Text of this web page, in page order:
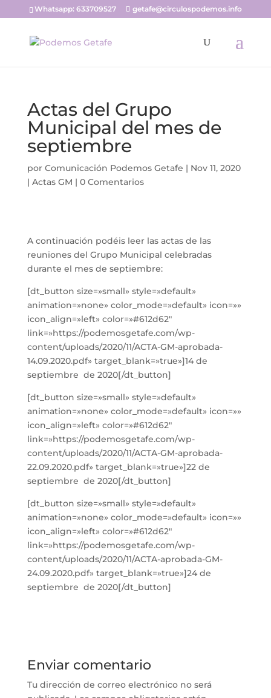
Whatsapp: 633709527 getafe@circulospodemos.info
Actas del Grupo
Municipal del mes de
septiembre
por Comunicación Podemos Getafe | Nov 11, 2020
| Actas GM | 0 Comentarios
A continuación podéis leer las actas de las
reuniones del Grupo Municipal celebradas
durante el mes de septiembre:
[dt_button size=»small» style=»default»
animation=»none» color_mode=»default» icon=»»
icon_align=»left» color=»#612d62″
link=»https://podemosgetafe.com/wp-
content/uploads/2020/11/ACTA-GM-aprobada-
14.09.2020.pdf» target_blank=»true»]14 de
septiembre de 2020[/dt_button]
[dt_button size=»small» style=»default»
animation=»none» color_mode=»default» icon=»»
icon_align=»left» color=»#612d62″
link=»https://podemosgetafe.com/wp-
content/uploads/2020/11/ACTA-GM-aprobada-
22.09.2020.pdf» target_blank=»true»]22 de
septiembre de 2020[/dt_button]
[dt_button size=»small» style=»default»
animation=»none» color_mode=»default» icon=»»
icon_align=»left» color=»#612d62″
link=»https://podemosgetafe.com/wp-
content/uploads/2020/11/ACTA-aprobada-GM-
24.09.2020.pdf» target_blank=»true»]24 de
septiembre de 2020[/dt_button]
Enviar comentario
Tu dirección de correo electrónico no será